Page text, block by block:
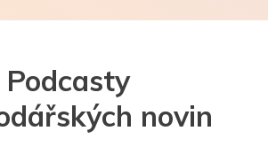
Podcasty
novin